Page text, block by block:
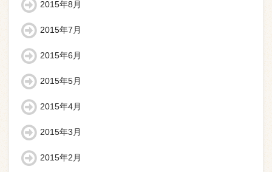
2015年8月
2015年7月
2015年6月
2015年5月
2015年4月
2015年3月
2015年2月